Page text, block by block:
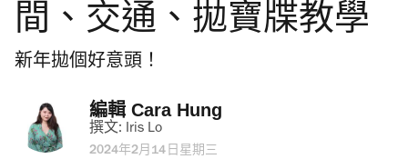
間、交通、拋寶牒教學
新年拋個好意頭！
編輯 Cara Hung
撰文: Iris Lo
2024年2月14日星期三